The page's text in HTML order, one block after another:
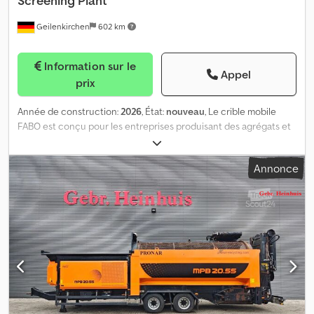
Geilenkirchen 602 km
prix
Appel
Année de construction:2026, État: nouveau, Le crible mobile
FABO est conçu pour les entreprises produisant des agrégats et
qui recherchent une productivité et une polyvalence accrues.
Cette machine peut être utilisée à diverses fins ; elle peut servir
de crible incliné robuste à deux étages, capable de stocker les
matériaux, de pré-cribler avant et après les unités de concassage,
ou encore être utilisée comme système autonome. C’est
pourquoi les unités de criblage mobiles à chenilles FABO peuvent
séparer les matériaux les plus durs. Les unités de criblage mobiles
FABO aident nos clients à maximiser leur productivité tout en
réduisant les coûts de production. - - - Spécifications techniques
du crible mobile à chenilles : - *Capacité du trémie : 7 m³ -
*Capacité de production : 220 à 400 tonnes par heure -
*Dimensions du crible vibrant : 1 530 x 4 800 mm - *Puissance
Annonce